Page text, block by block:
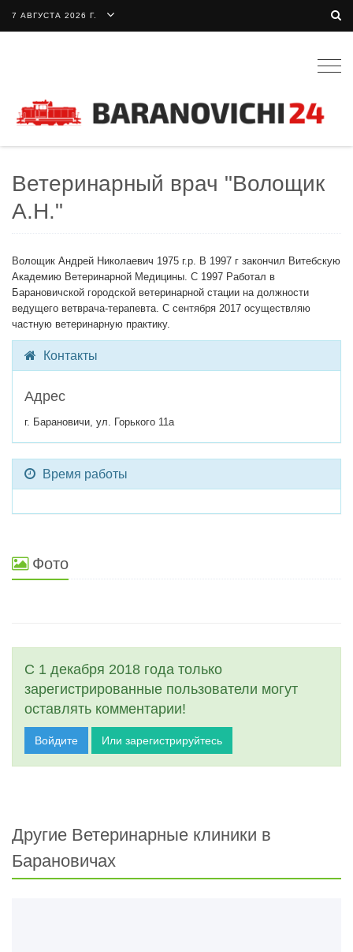
7 АВГУСТА 2026 Г.
Ветеринарный врач "Волощик
А.Н."
Волощик Андрей Николаевич 1975 г.р. В 1997 г закончил Витебскую
Академию Ветеринарной Медицины. С 1997 Работал в
Барановичской городской ветеринарной стации на должности
ведущего ветврача-терапевта. С сентября 2017 осуществляю
частную ветеринарную практику.
Контакты
Адрес
г. Барановичи, ул. Горького 11а
Время работы
Фото
С 1 декабря 2018 года только
зарегистрированные пользователи могут
оставлять комментарии!
Войдите Или зарегистрируйтесь
Другие Ветеринарные клиники в
Барановичах